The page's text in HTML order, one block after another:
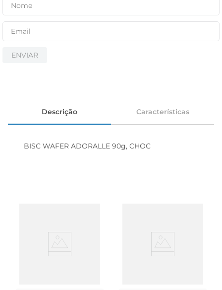
ENVIAR
Descrição Características
BISC WAFER ADORALLE 90g, CHOC
cerveja